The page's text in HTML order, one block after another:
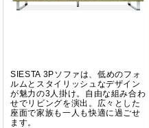
SIESTA 3Pソファは、低めのフォ
ルムとスタイリッシュなデザイン
が魅力の3人掛け。自由な組み合わ
せでリビングを演出。広々とした
座面で家族も一人も快適に過ごせ
ます。